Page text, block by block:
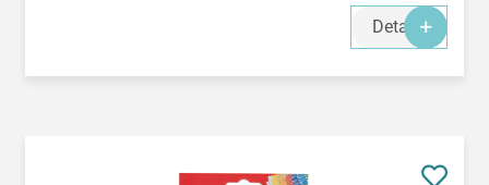
Details